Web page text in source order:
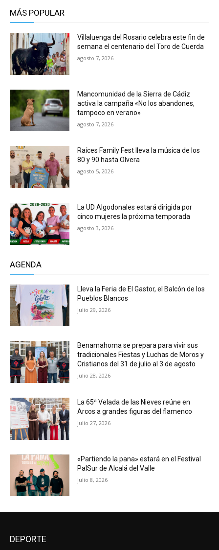
MÁS POPULAR
Villaluenga del Rosario celebra este fin de
semana el centenario del Toro de Cuerda
agosto 7, 2026
Mancomunidad de la Sierra de Cádiz
activa la campaña «No los abandones,
tampoco en verano»
agosto 7, 2026
Raíces Family Fest lleva la música de los
80 y 90 hasta Olvera
agosto 5, 2026
La UD Algodonales estará dirigida por
cinco mujeres la próxima temporada
agosto 3, 2026
AGENDA
Lleva la Feria de El Gastor, el Balcón de los
Pueblos Blancos
julio 29, 2026
Benamahoma se prepara para vivir sus
tradicionales Fiestas y Luchas de Moros y
Cristianos del 31 de julio al 3 de agosto
julio 28, 2026
La 65ª Velada de las Nieves reúne en
Arcos a grandes figuras del flamenco
julio 27, 2026
«Partiendo la pana» estará en el Festival
PalSur de Alcalá del Valle
julio 8, 2026
DEPORTE